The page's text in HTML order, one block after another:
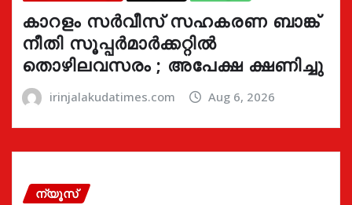
കാറളം സർവീസ് സഹകരണ ബാങ്ക്
നീതി സൂപ്പർമാർക്കറ്റിൽ
തൊഴിലവസരം ; അപേക്ഷ ക്ഷണിച്ചു
irinjalakudatimes.com Aug 6, 2026
ന്യൂസ്